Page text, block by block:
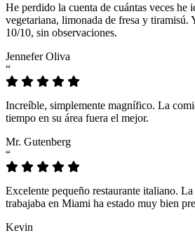
He perdido la cuenta de cuántas veces he
vegetariana, limonada de fresa y
10/10, sin observaciones.
Jennefer Oliva
“
Increíble, simplemente magnífico. La
tiempo en su área fuera el mejor.
Mr. Gutenberg
“
Excelente pequeño restaurante italiano.
trabajaba en Miami ha estado muy bien
Kevin